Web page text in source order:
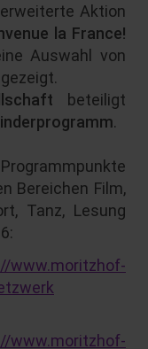
Aktion
la France!
Auswahl von
beteiligt
.
Bereichen Film,
Tanz, Lesung
www.moritzhof-
www.moritzhof-